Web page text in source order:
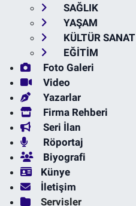
SAĞLIK
YAŞAM
KÜLTÜR SANAT
EĞİTİM
Foto Galeri
Video
Yazarlar
Firma Rehberi
Seri İlan
Röportaj
Biyografi
Künye
İletişim
Servisler